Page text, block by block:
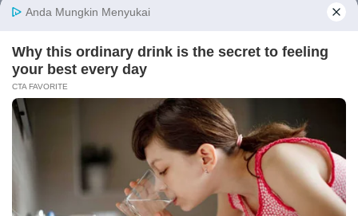
E-commerce dan Platform Online Terbaik BI Awards 2024
Kebijakan Privasi
Syarat Penggunaan
Syarat Penggunaan Agen
99.co Indonesia
SRX
✕ Close Ads